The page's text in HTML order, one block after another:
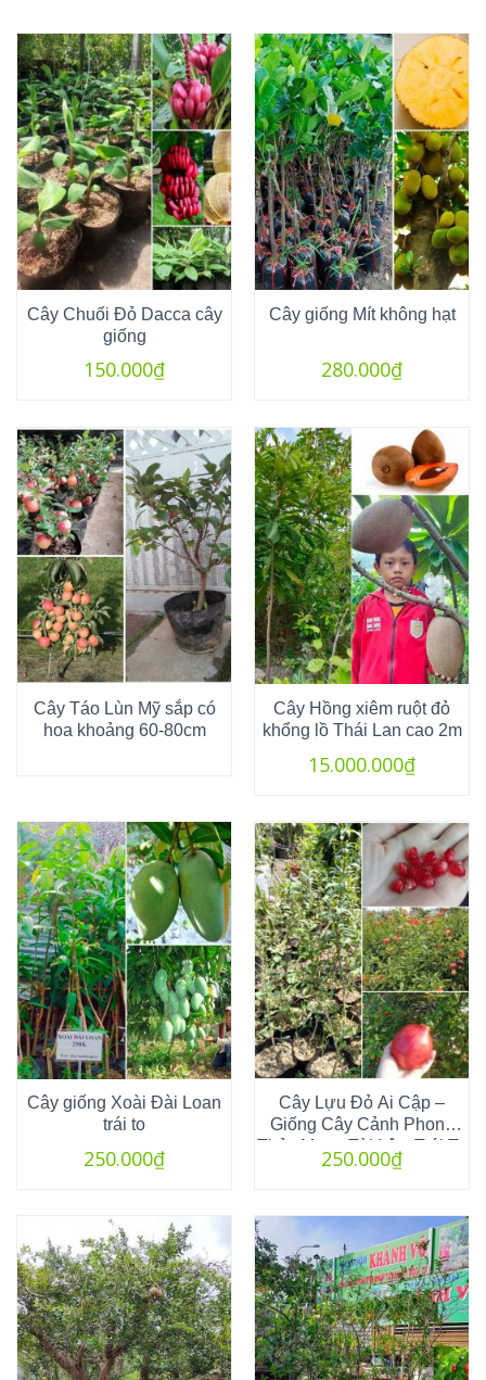
Cây Chuối Đỏ Dacca cây
giống
150.000₫
Cây giống Mít không hạt
280.000₫
Cây Táo Lùn Mỹ sắp có
hoa khoảng 60-80cm
Cây Hồng xiêm ruột đỏ
khổng lồ Thái Lan cao 2m
15.000.000₫
Cây giống Xoài Đài Loan
trái to
250.000₫
Cây Lựu Đỏ Ai Cập –
Giống Cây Cảnh Phong
Thủy Mang Tài Lộc, Trái To
Đỏ Ngon
250.000₫